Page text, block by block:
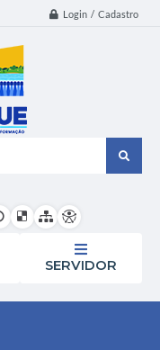
Login / Cadastro
SERVIDOR